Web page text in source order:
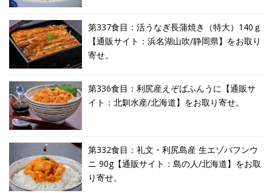
第337食目：活うなぎ長蒲焼き（特大）140ｇ
【通販サイト：浜名湖山吹/静岡県】をお取り
寄せ。
第336食目：利尻産えぞばふんうに【通販サ
イト：北釧水産/北海道】をお取り寄せ。
第332食目：礼文・利尻島産 生エゾバフンウ
ニ 90g【通販サイト：島の人/北海道】をお取
り寄せ。